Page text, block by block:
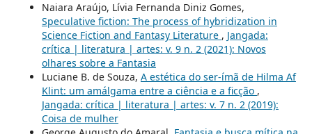
Naiara Araújo, Lívia Fernanda Diniz Gomes,
Speculative fiction: The process of hybridization in
Science Fiction and Fantasy Literature , Jangada:
crítica | literatura | artes: v. 9 n. 2 (2021): Novos
olhares sobre a Fantasia
Luciane B. de Souza, A estética do ser-ímã de Hilma Af
Klint: um amálgama entre a ciência e a ficção ,
Jangada: crítica | literatura | artes: v. 7 n. 2 (2019):
Coisa de mulher